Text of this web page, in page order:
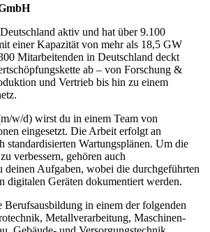
aktiv und hat über 9.100
einer Kapazität von mehr als 18,5 GW
Mitarbeitenden in Deutschland deckt
ab – von Forschung &
und Vertrieb bis hin zu einem
w/d) wirst du in einem Team von
eingesetzt. Die Arbeit erfolgt an
standardisierten Wartungsplänen. Um die
verbessern, gehören auch
deinen Aufgaben, wobei die durchgeführten
digitalen Geräten dokumentiert werden.
Berufsausbildung in einem der folgenden
Metallverarbeitung, Maschinen-